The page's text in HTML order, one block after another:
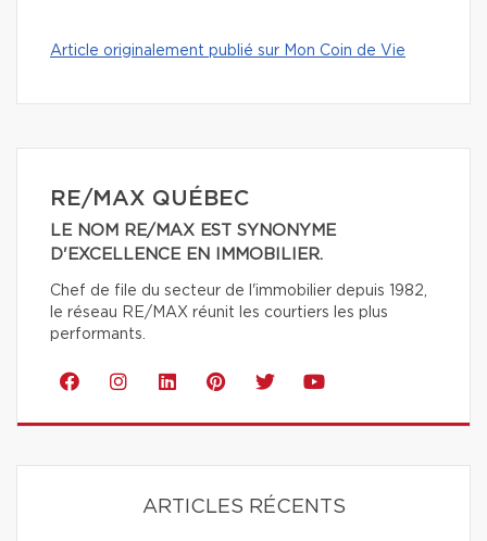
Article originalement publié sur Mon Coin de Vie
RE/MAX QUÉBEC
LE NOM RE/MAX EST SYNONYME
D'EXCELLENCE EN IMMOBILIER.
Chef de file du secteur de l'immobilier depuis 1982,
le réseau RE/MAX réunit les courtiers les plus
performants.
ARTICLES RÉCENTS